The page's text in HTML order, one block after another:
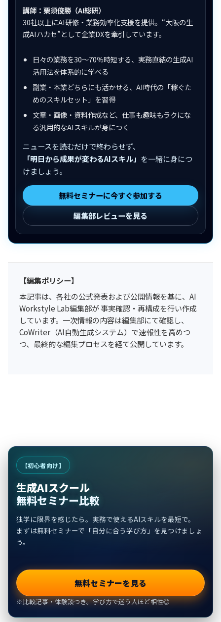
講師：栗須俊勝（AI総研）
30社以上にAI研修・業務効率化支援を提供。“大阪の生
成AIハカセ”として企業DXを牽引しています。
日々の業務を30〜70％時短する、実務直結の生成AI
活用法を体系的に学べる
副業・本業どちらにも活かせる、AI時代の「稼ぐた
めのスキルセット」を習得
文章・画像・資料作成など、仕事も趣味もラクにな
る汎用的なAIスキルが身につく
ニュースを読むだけで終わらせず、
「明日から成果が変わるAIスキル」 を一緒に身につ
けましょう。
無料セミナーに今すぐ参加する
編集部レビューを見る
【編集ポリシー】
本記事は、各社の公式発表および公開情報を基に、AI
Workstyle Lab編集部が 事実確認・再構成を行い作成
しています。一次情報の内容は編集部にて確認し、
CoWriter（AI自動生成システム）で速報性を高めつ
つ、最終的な編集プロセスを経て公開しています。
【初心者向け】
生成AIスクール
無料セミナー比較
独学に限界を感じたら。実務で使えるAIスキルを最短で。
まずは無料セミナーで「自分に合う学び方」を見つけましょ
う。
無料セミナーを見る
※比較記事・体験談つき。学び方で迷う人ほど相性◎